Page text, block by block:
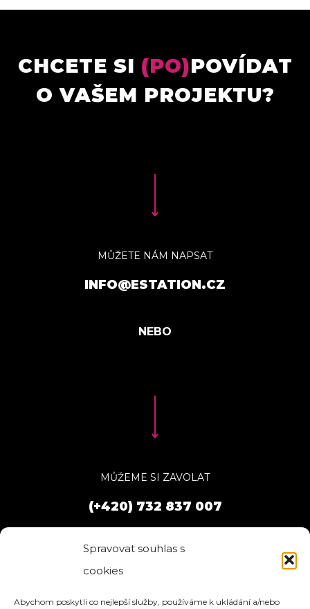
Spravovat souhlas s
cookies
Abychom poskytli co nejlepší služby, používáme k ukládání a/nebo
CHCETE SI (PO)POVÍDAT
O VAŠEM PROJEKTU?
MŮŽETE NÁM NAPSAT
INFO@ESTATION.CZ
MŮŽEME SI ZAVOLAT
(+420) 732 837 007